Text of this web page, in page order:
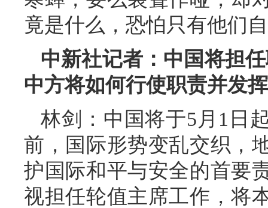
竟是什么，恐怕只有他们
中新社记者：中国将担
中方将如何行使职责并发
林剑：中国将于5月1日
前，国际形势变乱交织，
护国际和平与安全的首要
视担任轮值主席工作，将